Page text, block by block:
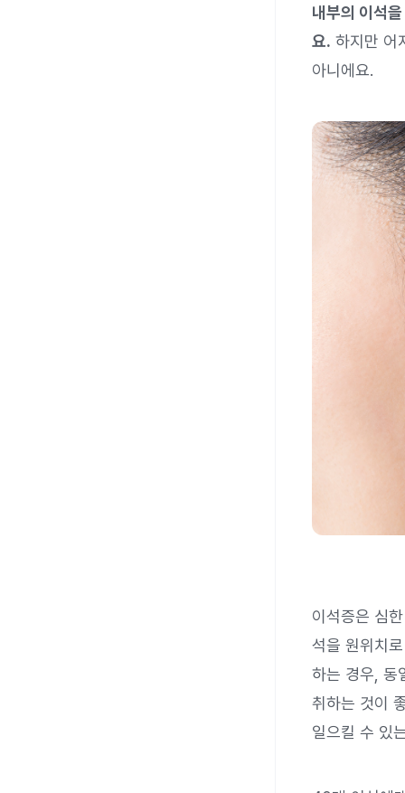
내부의 이석
요. 하지만 어
아니에요.
이석증은 심
석을 원위치
하는 경우, 동
취하는 것이
일으킬 수 있